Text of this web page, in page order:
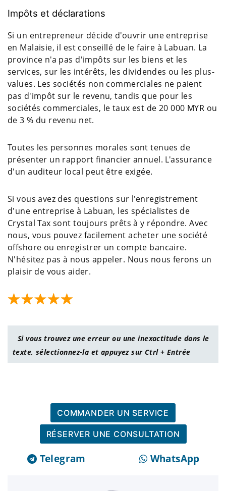
Impôts et déclarations
Si un entrepreneur décide d'ouvrir une entreprise
en Malaisie, il est conseillé de le faire à Labuan. La
province n'a pas d'impôts sur les biens et les
services, sur les intérêts, les dividendes ou les plus-
values. Les sociétés non commerciales ne paient
pas d'impôt sur le revenu, tandis que pour les
sociétés commerciales, le taux est de 20 000 MYR ou
de 3 % du revenu net.
Toutes les personnes morales sont tenues de
présenter un rapport financier annuel. L'assurance
d'un auditeur local peut être exigée.
Si vous avez des questions sur l'enregistrement
d'une entreprise à Labuan, les spécialistes de
Crystal Tax sont toujours prêts à y répondre. Avec
nous, vous pouvez facilement acheter une société
offshore ou enregistrer un compte bancaire.
N'hésitez pas à nous appeler. Nous nous ferons un
plaisir de vous aider.
Si vous trouvez une erreur ou une inexactitude dans le
texte, sélectionnez-la et appuyez sur Ctrl + Entrée
COMMANDER UN SERVICE
RÉSERVER UNE CONSULTATION
Telegram WhatsApp